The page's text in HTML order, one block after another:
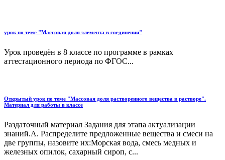
урок по теме "Массовая доля элемента в соединении"
Урок проведён в 8 классе по программе в рамках
аттестационного периода по ФГОС...
Открытый урок по теме "Массовая доля растворенного вещества в растворе".
Материал для работы в классе
Раздаточный материал Задания для этапа актуализации
знаний.А. Распределите предложенные вещества и смеси на
две группы, назовите их:Морская вода, смесь медных и
железных опилок, сахарный сироп, с...